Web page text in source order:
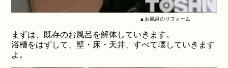
▲お風呂のリフォーム
まずは、既存のお風呂を解体していきます。
浴槽をはずして、壁・床・天井、すべて壊していきます
よ。